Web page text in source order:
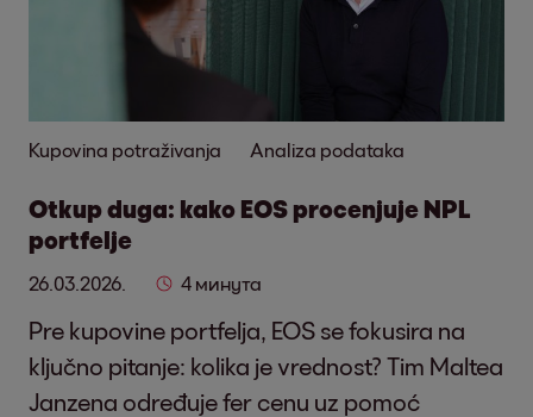
Kupovina potraživanja Analiza podataka
Otkup duga: kako EOS procenjuje NPL
portfelje
26.03.2026. 4 минута
Pre kupovine portfelja, EOS se fokusira na
ključno pitanje: kolika je vrednost? Tim Maltea
Janzena određuje fer cenu uz pomoć